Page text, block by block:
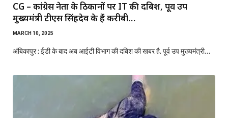
CG – कांग्रेस नेता के ठिकानों पर IT की दबिश, पूर्व उप
मुख्यमंत्री टीएस सिंहदेव के हैं करीबी…
MARCH 10, 2025
अंबिकापुर : ईडी के बाद अब आईटी विभाग की दबिश की खबर है. पूर्व उप मुख्यमंत्री…